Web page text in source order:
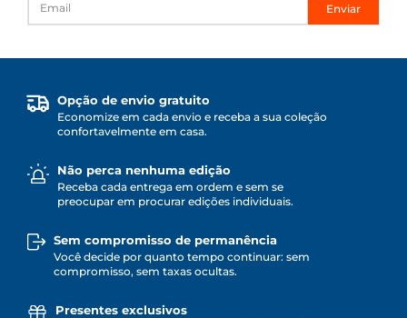
Enviar
Opção de envio gratuito
Economize em cada envio e receba a sua coleção
confortavelmente em casa.
Não perca nenhuma edição
Receba cada entrega em ordem e sem se
preocupar em procurar edições individuais.
Sem compromisso de permanência
Você decide por quanto tempo continuar: sem
compromisso, sem taxas ocultas.
Presentes exclusivos